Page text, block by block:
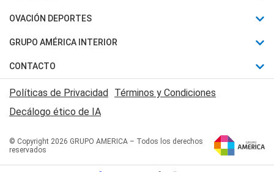
Política
Judiciales
Economia
Horóscopo
Motores
Trucos caseros
Series y Películas
Edictos y Solicitadas
OVACIÓN DEPORTES
Fútbol
Mundial
Automovilismo
Rugby
Básquet
GRUPO AMÉRICA INTERIOR
Canal 7 en Vivo
San Juan 8
CONTACTO
Acerca de Nosotros
Contactanos
Políticas de Privacidad Términos y Condiciones
Decálogo ético de IA
© Copyright 2026 GRUPO AMERICA – Todos los derechos
reservados